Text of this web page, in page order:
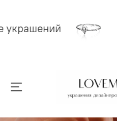
украшений